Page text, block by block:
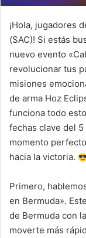
¡Hola, jugadores
(SAC)! Si estás
nuevo evento
revolucionar tus
misiones
de arma Hoz
funciona todo
fechas clave del
momento
hacia la victoria.
Primero,
en Bermuda».
de Bermuda con
moverte más